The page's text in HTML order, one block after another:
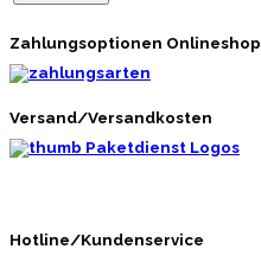
Zahlungsoptionen Onlineshop
Versand/Versandkosten
Hotline/Kundenservice